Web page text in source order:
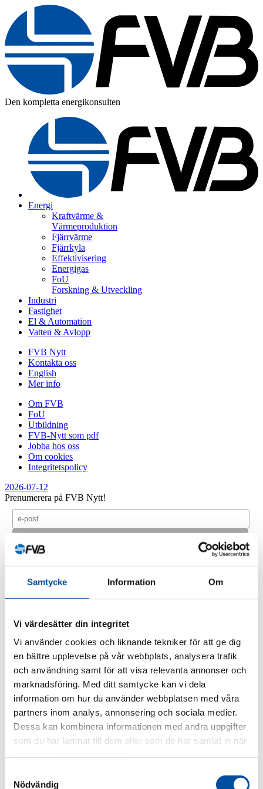
Samtycke Information Om
Vi värdesätter din integritet
Vi använder cookies och liknande tekniker för att ge dig
en bättre upplevelse på vår webbplats, analysera trafik
och användning samt för att visa relevanta annonser och
marknadsföring. Med ditt samtycke kan vi dela
information om hur du använder webbplatsen med våra
partners inom analys, annonsering och sociala medier.
Dessa kan kombinera informationen med andra uppgifter
som du har lämnat till dem eller som de har samlat in när
Nödvändig
Den kompletta energikonsulten
Energi
Kraftvärme &
Värmeproduktion
Fjärrvärme
Fjärrkyla
Effektivisering
Energigas
FoU
Forskning & Utveckling
Industri
Fastighet
El & Automation
Vatten & Avlopp
FVB Nytt
Kontakta oss
English
Mer info
Om FVB
FoU
Utbildning
FVB-Nytt som pdf
Jobba hos oss
Om cookies
Integritetspolicy
2026-07-12
Prenumerera på FVB Nytt!
FVB-Nytt nr 58
FVB-Nytt nr 57
FVB-Nytt nr 55
FVB-Nytt nr 54
FVB-Nytt nr 53
FVB-Nytt nr 52
FVB-Nytt nr 51
FVB-Nytt nr 50
FVB-Nytt nr 49
FVB-Nytt nr 47
FVB-Nytt nr 46